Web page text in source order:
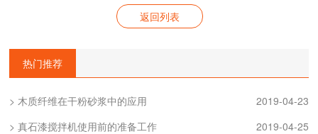
返回列表
热门推荐
> 木质纤维在干粉砂浆中的应用
2019-04-23
> 真石漆搅拌机使用前的准备工作
2019-04-25